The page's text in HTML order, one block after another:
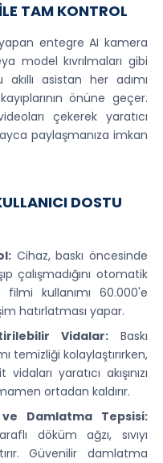
TAM KONTROL
entegre AI kamera
model kıvrılmaları gibi
asistan her adımı
önüne geçer.
çekerek yaratıcı
paylaşmanıza imkan
DOSTU
Cihaz, baskı öncesinde
çalışmadığını otomatik
kullanımı 60.000'e
hatırlatması yapar.
Vidalar:Baskı
temizliği kolaylaştırırken,
yaratıcı akışınızı
ortadan kaldırır.
Damlatma Tepsisi:
döküm ağzı, sıvıyı
Güvenilir damlatma